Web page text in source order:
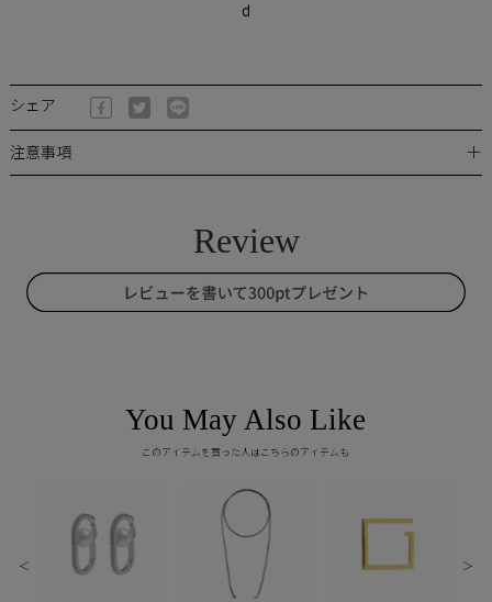
d
シェア
注意事項 ＋
You May Also Like
このアイテムを買った人はこちらのアイテムも
＜ ＞